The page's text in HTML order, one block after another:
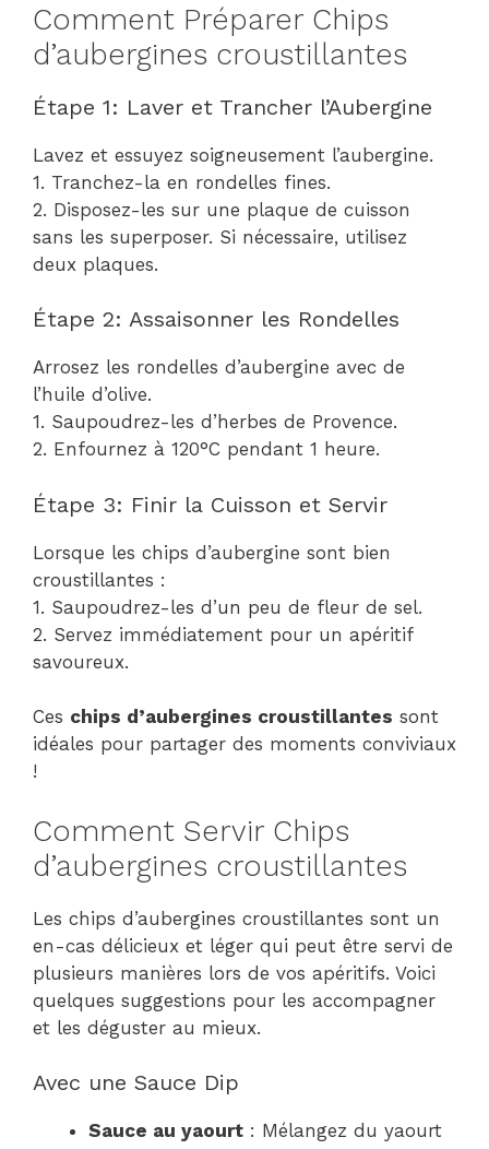
Comment Préparer Chips
d’aubergines croustillantes
Étape 1: Laver et Trancher l’Aubergine
Lavez et essuyez soigneusement l’aubergine.
1. Tranchez-la en rondelles fines.
2. Disposez-les sur une plaque de cuisson
sans les superposer. Si nécessaire, utilisez
deux plaques.
Étape 2: Assaisonner les Rondelles
Arrosez les rondelles d’aubergine avec de
l’huile d’olive.
1. Saupoudrez-les d’herbes de Provence.
2. Enfournez à 120°C pendant 1 heure.
Étape 3: Finir la Cuisson et Servir
Lorsque les chips d’aubergine sont bien
croustillantes :
1. Saupoudrez-les d’un peu de fleur de sel.
2. Servez immédiatement pour un apéritif
savoureux.
Ces chips d’aubergines croustillantes sont
idéales pour partager des moments conviviaux
!
Comment Servir Chips
d’aubergines croustillantes
Les chips d’aubergines croustillantes sont un
en-cas délicieux et léger qui peut être servi de
plusieurs manières lors de vos apéritifs. Voici
quelques suggestions pour les accompagner
et les déguster au mieux.
Avec une Sauce Dip
Sauce au yaourt : Mélangez du yaourt